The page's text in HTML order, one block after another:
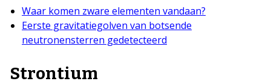
Waar komen zware elementen vandaan?
Eerste gravitatiegolven van botsende
neutronensterren gedetecteerd
Strontium